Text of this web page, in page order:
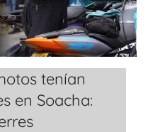
tenían
en Soacha: